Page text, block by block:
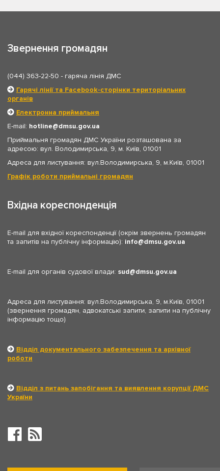
Звернення громадян
(044) 363-22-50 - гаряча лінія ДМС
Гарячі лінії та Facebook-сторінки територіальних
органів
Електронна приймальня
E-mail: hotline
dmsu.gov.ua
Приймальня громадян ДМС України розташована за
адресою: вул. Володимирська, 9, м. Київ, 01001
Адреса для листування: вул.Володимирська, 9, м.Київ, 01001
Графік роботи приймальні громадян
Вхідна кореспонденція
E-mail для вхідної кореспонденції (окрім звернень громадян
та запитів на публічну інформацію): info dmsu.gov.ua
E-mail для органів судової влади: sud dmsu.gov.ua
Адреса для листування: вул.Володимирська, 9, м.Київ, 01001
(звернення громадян, адвокатські запити, запити на публічну
інформацію тощо)
Відділ документального забезпечення та архівної
роботи
Відділ з питань запобігання та виявлення корупції ДМС
України